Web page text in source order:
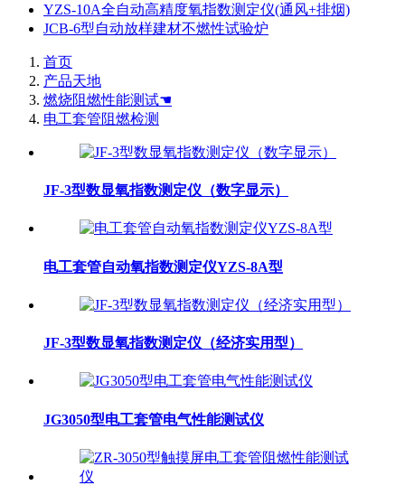
YZS-10A全自动高精度氧指数测定仪(通风+排烟)
JCB-6型自动放样建材不燃性试验炉
首页
产品天地
燃烧阻燃性能测试☚
电工套管阻燃检测
JF-3型数显氧指数测定仪（数字显示）
电工套管自动氧指数测定仪YZS-8A型
JF-3型数显氧指数测定仪（经济实用型）
JG3050型电工套管电气性能测试仪